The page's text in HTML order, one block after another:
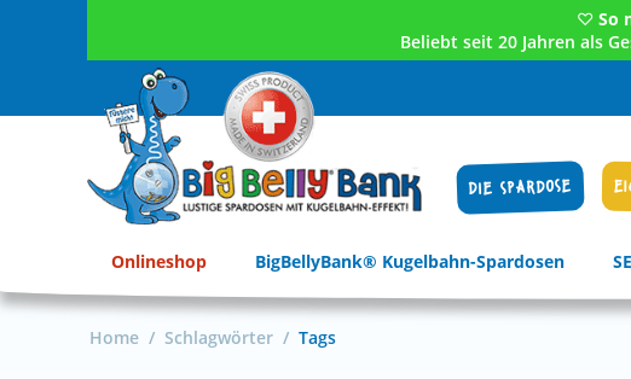
♡ So
Beliebt seit 20 Jahren als
DIE SPARDOSE
Onlineshop BigBellyBank® Kugelbahn-Spardosen
Home / Schlagwörter / Tags